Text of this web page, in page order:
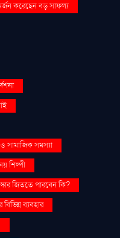
অর্জন করেছেন বড় সাফল্য
ও সামাজিক সমস্যা
শিল্পী
জিততে পারবেন কি?
ব্যবহার